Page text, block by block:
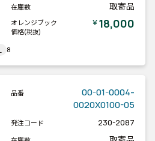
在庫数 取寄品
オレンジブック
価格(税抜)
￥18,000
8
品番
00-01-0004-
0020X0100-05
発注コード 230-2087